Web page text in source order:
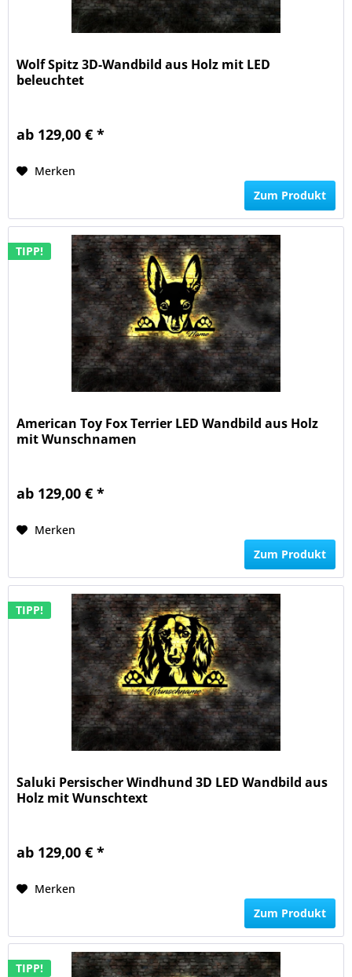
Wolf Spitz 3D-Wandbild aus Holz mit LED
beleuchtet
ab 129,00 € *
Merken
Zum Produkt
TIPP!
American Toy Fox Terrier LED Wandbild aus Holz
mit Wunschnamen
ab 129,00 € *
Merken
Zum Produkt
TIPP!
Saluki Persischer Windhund 3D LED Wandbild aus
Holz mit Wunschtext
ab 129,00 € *
Merken
Zum Produkt
TIPP!